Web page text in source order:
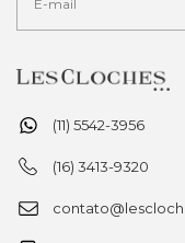
(11) 5542-3956
(16) 3413-9320